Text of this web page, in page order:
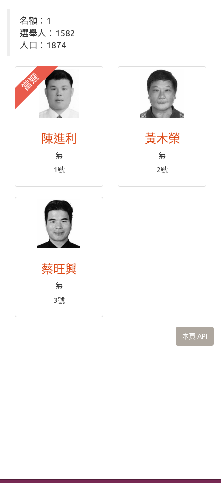
名額：1
選舉人：1582
人口：1874
當選
陳進利
無
1號
黃木榮
無
2號
蔡旺興
無
3號
本頁 API